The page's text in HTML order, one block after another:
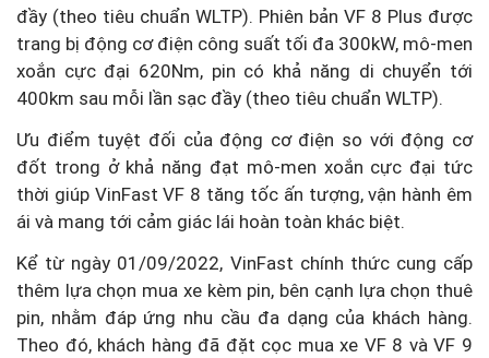
đầy (theo tiêu chuẩn WLTP). Phiên bản VF 8 Plus được
trang bị động cơ điện công suất tối đa 300kW, mô-men
xoắn cực đại 620Nm, pin có khả năng di chuyển tới
400km sau mỗi lần sạc đầy (theo tiêu chuẩn WLTP).
Ưu điểm tuyệt đối của động cơ điện so với động cơ
đốt trong ở khả năng đạt mô-men xoắn cực đại tức
thời giúp VinFast VF 8 tăng tốc ấn tượng, vận hành êm
ái và mang tới cảm giác lái hoàn toàn khác biệt.
Kể từ ngày 01/09/2022, VinFast chính thức cung cấp
thêm lựa chọn mua xe kèm pin, bên cạnh lựa chọn thuê
pin, nhằm đáp ứng nhu cầu đa dạng của khách hàng.
Theo đó, khách hàng đã đặt cọc mua xe VF 8 và VF 9